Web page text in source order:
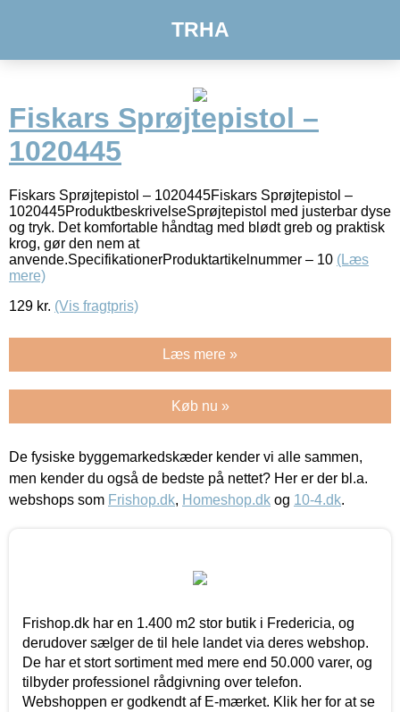
TRHA
Fiskars Sprøjtepistol –
1020445
Fiskars Sprøjtepistol – 1020445Fiskars Sprøjtepistol –
1020445ProduktbeskrivelseSprøjtepistol med justerbar dyse
og tryk. Det komfortable håndtag med blødt greb og praktisk
krog, gør den nem at
anvende.SpecifikationerProduktartikelnummer – 10 (Læs
mere)
129 kr. (Vis fragtpris)
Læs mere »
Køb nu »
De fysiske byggemarkedskæder kender vi alle sammen,
men kender du også de bedste på nettet? Her er der bl.a.
webshops som Frishop.dk, Homeshop.dk og 10-4.dk.
Frishop.dk har en 1.400 m2 stor butik i Fredericia, og
derudover sælger de til hele landet via deres webshop.
De har et stort sortiment med mere end 50.000 varer, og
tilbyder professionel rådgivning over telefon.
Webshoppen er godkendt af E-mærket. Klik her for at se